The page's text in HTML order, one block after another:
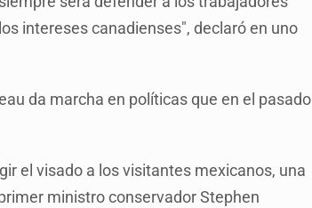
intereses canadienses", declaró en uno
da marcha en políticas que en el pasado
el visado a los visitantes mexicanos, una
ministro conservador Stephen